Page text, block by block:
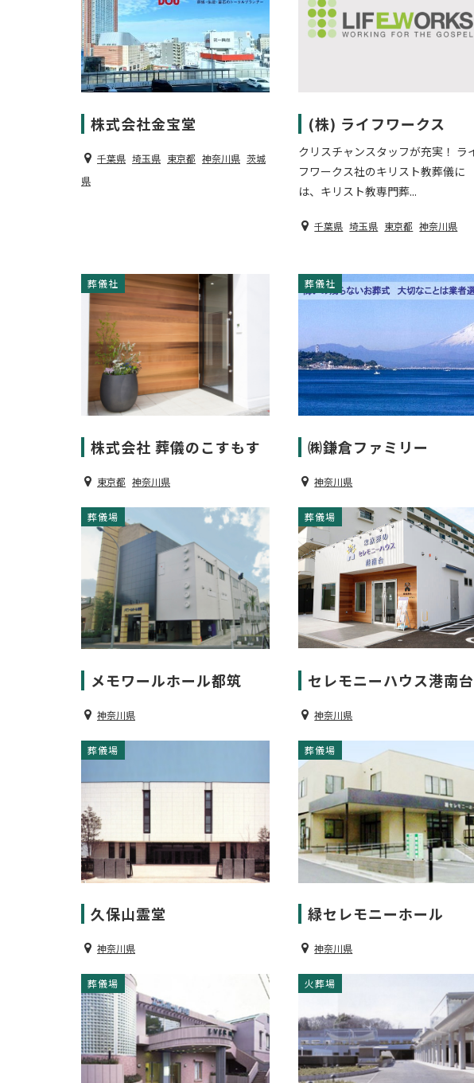
株式会社金宝堂
千葉県 埼玉県 東京都 神奈川県 茨城
県
(株) ライフワークス
クリスチャンスタッフが充実！ ラ
フワークス社のキリスト教葬儀に
は、キリスト教専門葬...
千葉県 埼玉県 東京都 神奈川県
葬儀社
株式会社 葬儀のこすもす
東京都 神奈川県
葬儀社
㈱鎌倉ファミリー
神奈川県
葬儀場
メモワールホール都筑
神奈川県
葬儀場
セレモニーハウス港南台
神奈川県
葬儀場
久保山霊堂
神奈川県
葬儀場
緑セレモニーホール
神奈川県
葬儀場 葬儀場
火葬場